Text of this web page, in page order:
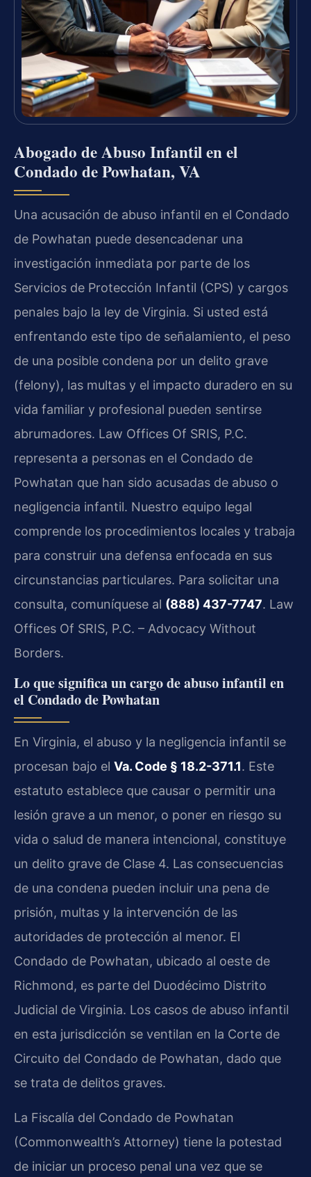
Abogado de Abuso Infantil en el
Condado de Powhatan, VA
Una acusación de abuso infantil en el Condado
de Powhatan puede desencadenar una
investigación inmediata por parte de los
Servicios de Protección Infantil (CPS) y cargos
penales bajo la ley de Virginia. Si usted está
enfrentando este tipo de señalamiento, el peso
de una posible condena por un delito grave
(felony), las multas y el impacto duradero en su
vida familiar y profesional pueden sentirse
abrumadores. Law Offices Of SRIS, P.C.
representa a personas en el Condado de
Powhatan que han sido acusadas de abuso o
negligencia infantil. Nuestro equipo legal
comprende los procedimientos locales y trabaja
para construir una defensa enfocada en sus
circunstancias particulares. Para solicitar una
consulta, comuníquese al (888) 437-7747. Law
Offices Of SRIS, P.C. – Advocacy Without
Borders.
Lo que significa un cargo de abuso infantil en
el Condado de Powhatan
En Virginia, el abuso y la negligencia infantil se
procesan bajo el Va. Code § 18.2-371.1. Este
estatuto establece que causar o permitir una
lesión grave a un menor, o poner en riesgo su
vida o salud de manera intencional, constituye
un delito grave de Clase 4. Las consecuencias
de una condena pueden incluir una pena de
prisión, multas y la intervención de las
autoridades de protección al menor. El
Condado de Powhatan, ubicado al oeste de
Richmond, es parte del Duodécimo Distrito
Judicial de Virginia. Los casos de abuso infantil
en esta jurisdicción se ventilan en la Corte de
Circuito del Condado de Powhatan, dado que
se trata de delitos graves.
La Fiscalía del Condado de Powhatan
(Commonwealth’s Attorney) tiene la potestad
de iniciar un proceso penal una vez que se